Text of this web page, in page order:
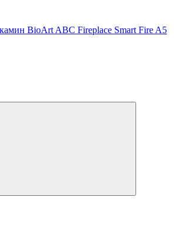
BioArt ABC Fireplace Smart Fire A5